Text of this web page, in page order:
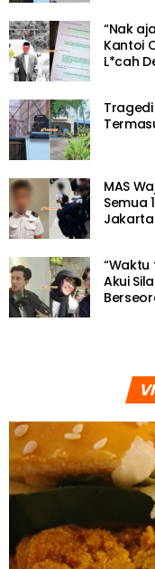
“Nak
Kantoi
L*cah
MAS
Semua
Jakarta
“Waktu
Akui